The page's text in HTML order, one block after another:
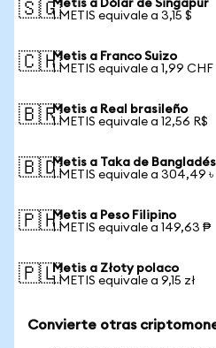
🇸🇬Metis a Dólar de Singapur
1 METIS equivale a 3,15 $
🇨🇭Metis a Franco Suizo
1 METIS equivale a 1,99 CHF
🇧🇷Metis a Real brasileño
1 METIS equivale a 12,56 R$
🇧🇩Metis a Taka de Bangladés
1 METIS equivale a 304,49 ৳
🇵🇭Metis a Peso Filipino
1 METIS equivale a 149,63 ₱
🇵🇱Metis a Złoty polaco
1 METIS equivale a 9,15 zł
Convierte otras